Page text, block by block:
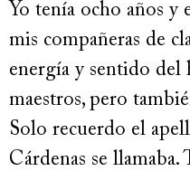
Yo tenía ocho años y
mis compañeras de
energía y sentido del
maestros, pero
Solo recuerdo el
Cárdenas se llamaba.